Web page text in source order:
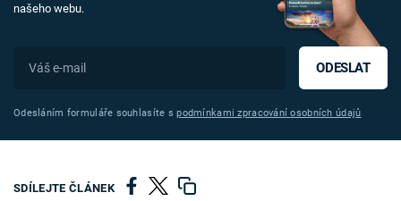
našeho webu.
ODESLAT
Odesláním formuláře souhlasíte spodmínkami zpracování osobních údajů
SDÍLEJTE ČLÁNEK